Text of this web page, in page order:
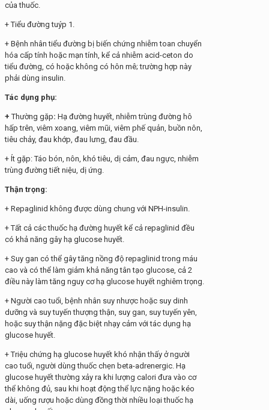
của thuốc.
+ Tiểu đường tuýp 1.
+ Bệnh nhân tiểu đường bị biến chứng nhiễm toan chuyển
hóa cấp tính hoặc mạn tính, kể cả nhiễm acid-ceton do
tiểu đường, có hoặc không có hôn mê; trường hợp này
phải dùng insulin.
Tác dụng phụ:
+Thường gặp: Hạ đường huyết, nhiễm trùng đường hô
hấp trên, viêm xoang, viêm mũi, viêm phế quản, buồn nôn,
tiêu chảy, đau khớp, đau lưng, đau đầu.
+ Ít gặp: Táo bón, nôn, khó tiêu, dị cảm, đau ngực, nhiễm
trùng đường tiết niệu, dị ứng.
Thận trọng:
+ Repaglinid không được dùng chung với NPH-insulin.
+ Tất cả các thuốc hạ đường huyết kể cả repaglinid đều
có khả năng gây hạ glucose huyết.
+ Suy gan có thể gây tăng nồng độ repaglinid trong máu
cao và có thể làm giảm khả năng tân tạo glucose, cả 2
điều này làm tăng nguy cơ hạ glucose huyết nghiêm trọng.
+ Người cao tuổi, bệnh nhân suy nhược hoặc suy dinh
dưỡng và suy tuyến thượng thận, suy gan, suy tuyến yên,
hoặc suy thận nặng đặc biệt nhạy cảm với tác dụng hạ
glucose huyết.
+ Triệu chứng hạ glucose huyết khó nhận thấy ở người
cao tuổi, người dùng thuốc chẹn beta-adrenergic. Hạ
glucose huyết thường xảy ra khi lượng calori đưa vào cơ
thể không đủ, sau khi hoạt động thể lực nặng hoặc kéo
dài, uống rượu hoặc dùng đồng thời nhiều loại thuốc hạ